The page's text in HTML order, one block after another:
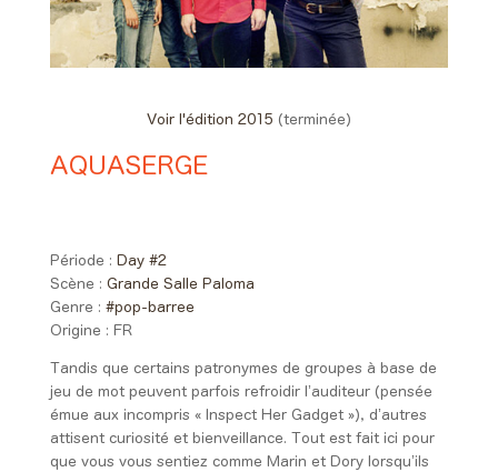
Voir l'édition 2015 (terminée)
AQUASERGE
Période :
Day #2
Scène : Grande Salle Paloma
Genre : #pop-barree
Origine : FR
Tandis que certains patronymes de groupes à base de
jeu de mot peuvent parfois refroidir l’auditeur (pensée
émue aux incompris « Inspect Her Gadget »), d’autres
attisent curiosité et bienveillance. Tout est fait ici pour
que vous vous sentiez comme Marin et Dory lorsqu’ils